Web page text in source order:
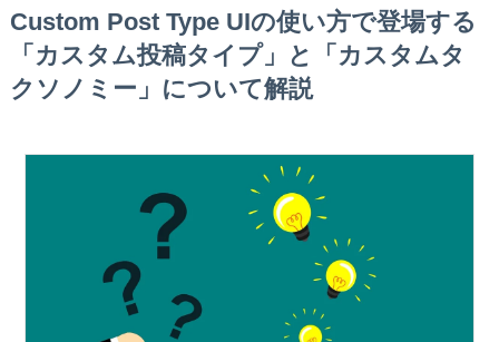
Custom Post Type UIの使い方で登場する
「カスタム投稿タイプ」と「カスタムタ
クソノミー」について解説